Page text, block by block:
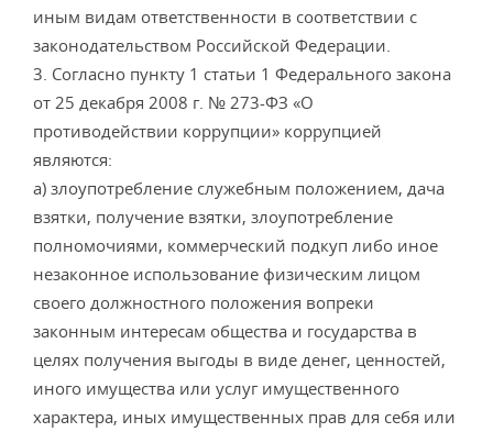
иным видам ответственности в соответствии с
законодательством Российской Федерации.
3. Согласно пункту 1 статьи 1 Федерального закона
от 25 декабря 2008 г. № 273-ФЗ «О
противодействии коррупции» коррупцией
являются:
а) злоупотребление служебным положением, дача
взятки, получение взятки, злоупотребление
полномочиями, коммерческий подкуп либо иное
незаконное использование физическим лицом
своего должностного положения вопреки
законным интересам общества и государства в
целях получения выгоды в виде денег, ценностей,
иного имущества или услуг имущественного
характера, иных имущественных прав для себя или